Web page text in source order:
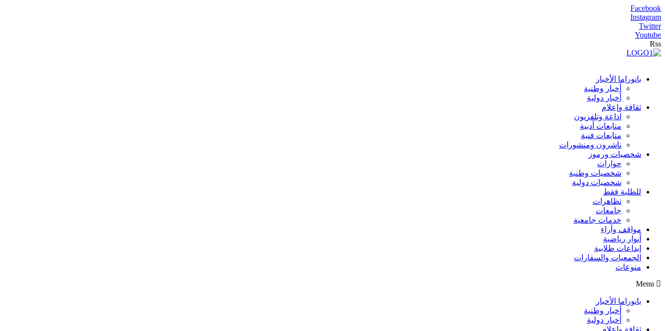
Facebook
Instagram
Twitter
Youtube
Rss
بانوراما الأخبار
أخبار وطنية
أخبار دولية
ثقافة وإعلام
اذاعة وتلفزيون
متابعات أدبية
متابعات فنية
ناشرون ومنشورات
شخصيات ورموز
حوارات
شخصيات وطنية
شخصيات دولية
للطلبة فقط
تظاهرات
جامعات
خدمات جامعية
مواقف وآراء
أنوار رياضية
إبداعات طلابية
الجمعيات والسفارات
منوعات
Menu
بانوراما الأخبار
أخبار وطنية
أخبار دولية
ثقافة وإعلام